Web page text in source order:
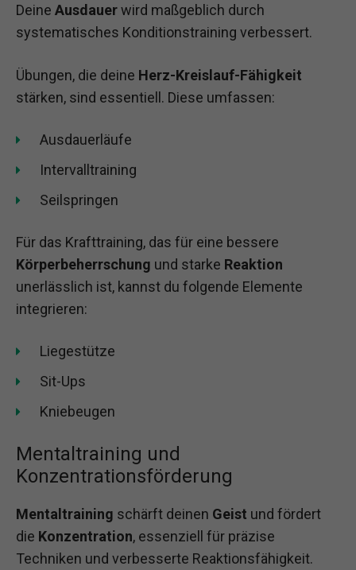
Deine Ausdauerwird maßgeblich durch
systematisches Konditionstraining verbessert.
Übungen, die deine Herz-Kreislauf-Fähigkeit
stärken, sind essentiell. Diese umfassen:
Ausdauerläufe
Intervalltraining
Seilspringen
Für das Krafttraining, das für eine bessere
Körperbeherrschung und starke Reaktion
unerlässlich ist, kannst du folgende Elemente
integrieren:
Liegestütze
Sit-Ups
Kniebeugen
Mentaltraining und
Konzentrationsförderung
Mentaltraining schärft deinen Geist und fördert
die Konzentration, essenziell für präzise
Techniken und verbesserte Reaktionsfähigkeit.